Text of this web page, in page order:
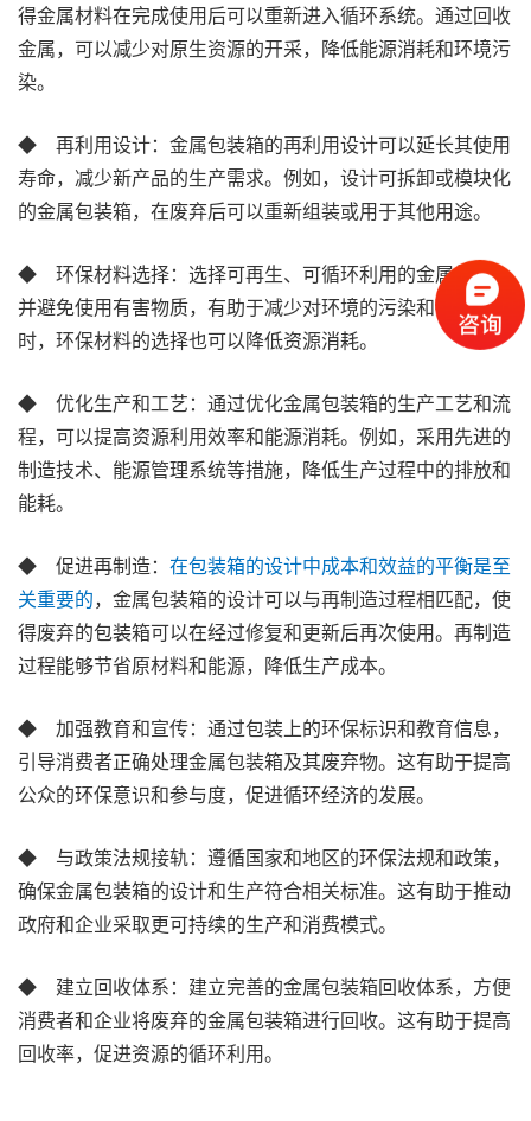
得金属材料在完成使用后可以重新进入循环系统。通过回收
金属，可以减少对原生资源的开采，降低能源消耗和环境污
染。
◆ 再利用设计：金属包装箱的再利用设计可以延长其使用
寿命，减少新产品的生产需求。例如，设计可拆卸或模块化
的金属包装箱，在废弃后可以重新组装或用于其他用途。
◆ 环保材料选择：选择可再生、可循环利用的金属材料，
并避免使用有害物质，有助于减少对环境的污染和破坏。同
时，环保材料的选择也可以降低资源消耗。
◆ 优化生产和工艺：通过优化金属包装箱的生产工艺和流
程，可以提高资源利用效率和能源消耗。例如，采用先进的
制造技术、能源管理系统等措施，降低生产过程中的排放和
能耗。
◆ 促进再制造： 在包装箱的设计中成本和效益的平衡是至
关重要的，金属包装箱的设计可以与再制造过程相匹配，使
得废弃的包装箱可以在经过修复和更新后再次使用。再制造
过程能够节省原材料和能源，降低生产成本。
◆ 加强教育和宣传：通过包装上的环保标识和教育信息，
引导消费者正确处理金属包装箱及其废弃物。这有助于提高
公众的环保意识和参与度，促进循环经济的发展。
◆ 与政策法规接轨：遵循国家和地区的环保法规和政策，
确保金属包装箱的设计和生产符合相关标准。这有助于推动
政府和企业采取更可持续的生产和消费模式。
◆ 建立回收体系：建立完善的金属包装箱回收体系，方便
消费者和企业将废弃的金属包装箱进行回收。这有助于提高
回收率，促进资源的循环利用。